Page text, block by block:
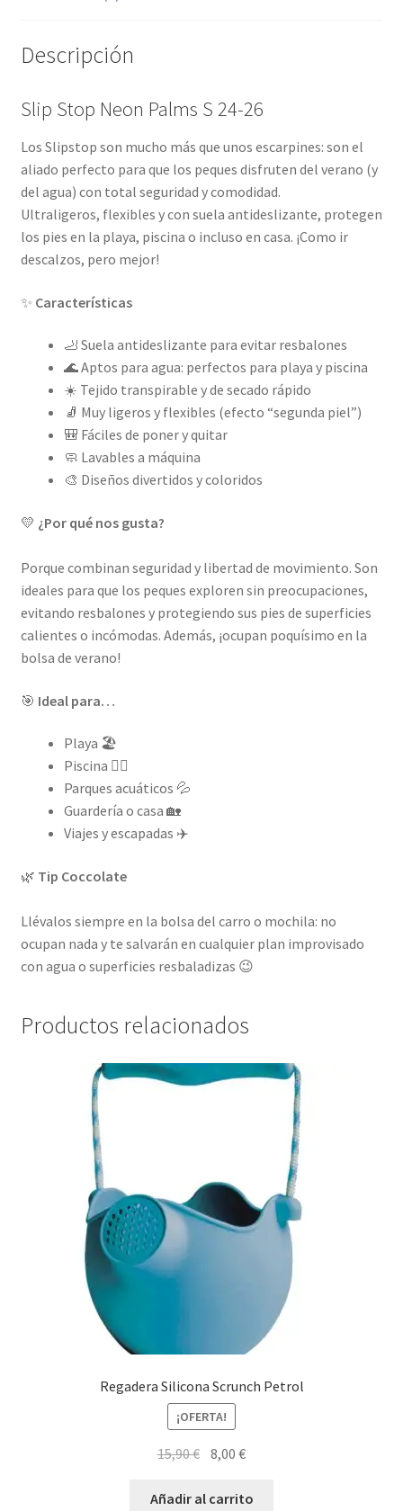
Descripción
Slip Stop Neon Palms S 24-26
Los Slipstop son mucho más que unos escarpines: son el
aliado perfecto para que los peques disfruten del verano (y
del agua) con total seguridad y comodidad.
Ultraligeros, flexibles y con suela antideslizante, protegen
los pies en la playa, piscina o incluso en casa. ¡Como ir
descalzos, pero mejor!
✨ Características
🦶 Suela antideslizante para evitar resbalones
🌊 Aptos para agua: perfectos para playa y piscina
☀️ Tejido transpirable y de secado rápido
🧦 Muy ligeros y flexibles (efecto “segunda piel”)
🎒 Fáciles de poner y quitar
🧼 Lavables a máquina
🎨 Diseños divertidos y coloridos
💛 ¿Por qué nos gusta?
Porque combinan seguridad y libertad de movimiento. Son
ideales para que los peques exploren sin preocupaciones,
evitando resbalones y protegiendo sus pies de superficies
calientes o incómodas. Además, ¡ocupan poquísimo en la
bolsa de verano!
🎯 Ideal para…
Playa 🏖️
Piscina 🏊‍♀️
Parques acuáticos 💦
Guardería o casa 🏡
Viajes y escapadas ✈️
🌿 Tip Coccolate
Llévalos siempre en la bolsa del carro o mochila: no
ocupan nada y te salvarán en cualquier plan improvisado
con agua o superficies resbaladizas 😉
Productos relacionados
Regadera Silicona Scrunch Petrol
¡OFERTA!
15,90€ El
original
8,00€El
actual
Añadir al carrito